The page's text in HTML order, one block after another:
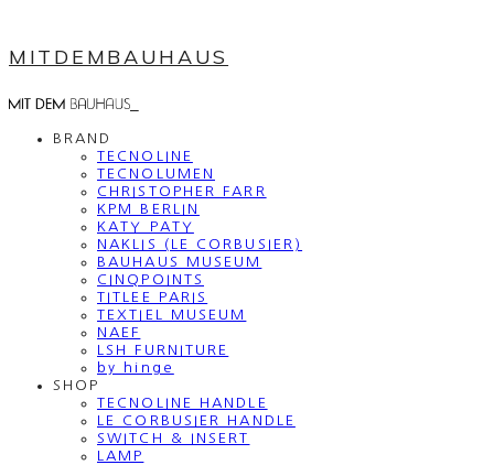
MITDEMBAUHAUS
BRAND
TECNOLINE
TECNOLUMEN
CHRISTOPHER FARR
KPM BERLIN
KATY PATY
NAKLIS (LE CORBUSIER)
BAUHAUS MUSEUM
CINQPOINTS
TITLEE PARIS
TEXTIEL MUSEUM
NAEF
LSH FURNITURE
by hinge
SHOP
TECNOLINE HANDLE
LE CORBUSIER HANDLE
SWITCH & INSERT
LAMP